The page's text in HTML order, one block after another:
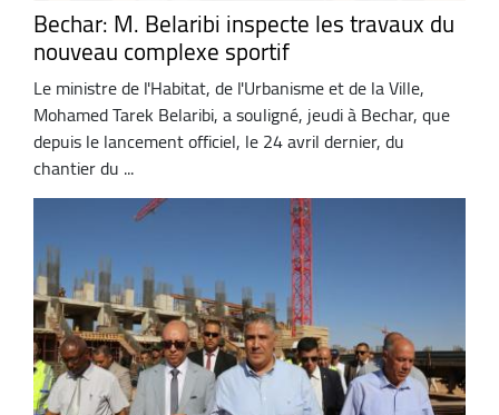
Bechar: M. Belaribi inspecte les travaux du
nouveau complexe sportif
Le ministre de l'Habitat, de l'Urbanisme et de la Ville,
Mohamed Tarek Belaribi, a souligné, jeudi à Bechar, que
depuis le lancement officiel, le 24 avril dernier, du
chantier du ...